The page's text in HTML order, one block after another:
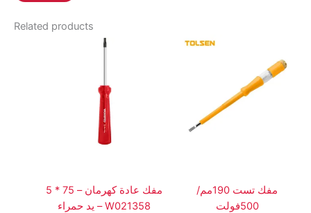
Related products
مفك عادة كهرمان – 75 * 5
يد حمراء – W021358
مفك تست 190مم/
500فولت